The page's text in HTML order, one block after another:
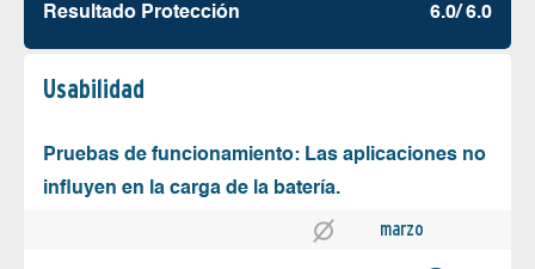
Resultado Protección 6.0/ 6.0
Usabilidad
Pruebas de funcionamiento: Las aplicaciones no
influyen en la carga de la batería.
marzo